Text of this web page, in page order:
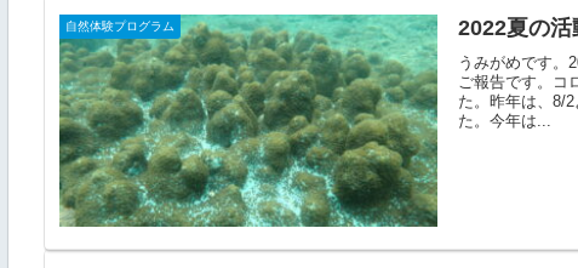
自然体験プログラム 2022夏の活
うみがめです。
ご報告です。コ
た。昨年は、8/
た。今年は...